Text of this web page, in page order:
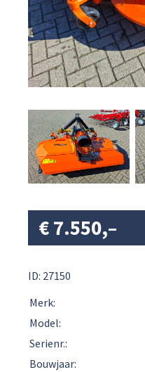
€7.550,–
ID: 27150
Merk:
Model:
Serienr.:
Bouwjaar: